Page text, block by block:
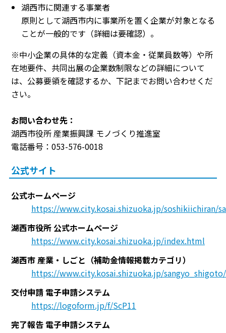
湖西市に関連する事業者
原則として湖西市内に事業所を置く企業が対象となる
ことが一般的です（詳細は要確認）。
※中小企業の具体的な定義（資本金・従業員数等）や所
在地要件、共同出展の企業数制限などの詳細について
は、公募要領を確認するか、下記までお問い合わせくだ
さい。
お問い合わせ先：
湖西市役所 産業振興課 モノづくり推進室
電話番号：053-576-0018
公式サイト
公式ホームページ
https://www.city.kosai.shizuoka.jp/soshikiichiran/
湖西市役所 公式ホームページ
https://www.city.kosai.shizuoka.jp/index.html
湖西市 産業・しごと（補助金情報掲載カテゴリ）
https://www.city.kosai.shizuoka.jp/
交付申請 電子申請システム
https://logoform.jp/f/ScP11
完了報告 電子申請システム